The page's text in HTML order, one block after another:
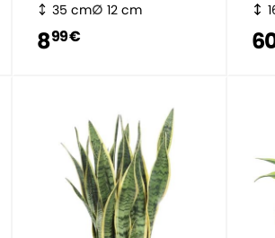
35 cm
12 cm
899 €